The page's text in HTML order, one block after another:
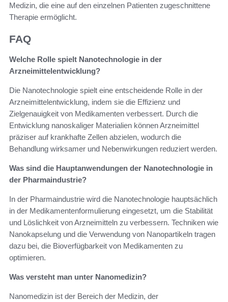
Medizin, die eine auf den einzelnen Patienten zugeschnittene
Therapie ermöglicht.
FAQ
Welche Rolle spielt Nanotechnologie in der
Arzneimittelentwicklung?
Die Nanotechnologie spielt eine entscheidende Rolle in der
Arzneimittelentwicklung, indem sie die Effizienz und
Zielgenauigkeit von Medikamenten verbessert. Durch die
Entwicklung nanoskaliger Materialien können Arzneimittel
präziser auf krankhafte Zellen abzielen, wodurch die
Behandlung wirksamer und Nebenwirkungen reduziert werden.
Was sind die Hauptanwendungen der Nanotechnologie in
der Pharmaindustrie?
In der Pharmaindustrie wird die Nanotechnologie hauptsächlich
in der Medikamentenformulierung eingesetzt, um die Stabilität
und Löslichkeit von Arzneimitteln zu verbessern. Techniken wie
Nanokapselung und die Verwendung von Nanopartikeln tragen
dazu bei, die Bioverfügbarkeit von Medikamenten zu
optimieren.
Was versteht man unter Nanomedizin?
Nanomedizin ist der Bereich der Medizin, der